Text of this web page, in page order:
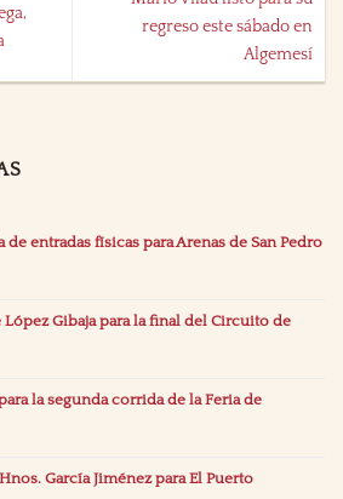
regreso este sábado en
Algemesí
de entradas físicas para Arenas de San Pedro
Gibaja para la final del Circuito de
la segunda corrida de la Feria de
García Jiménez para El Puerto